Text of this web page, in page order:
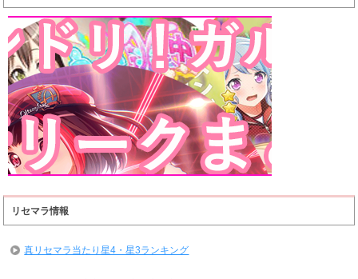
リセマラ情報
真リセマラ当たり星4・星3ランキング